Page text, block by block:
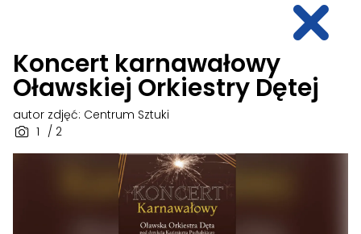
Koncert karnawałowy
Oławskiej Orkiestry Dętej
1 / 2
autor zdjęć: Centrum Sztuki